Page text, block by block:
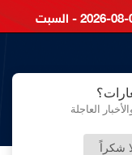
العاجلة
شكراً
08-08 - السبت